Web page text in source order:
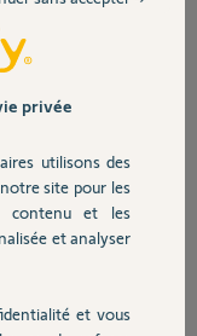
IO et je n'arrive pas
privée
utilisons des
site pour les
contenu et les
et analyser
et vous